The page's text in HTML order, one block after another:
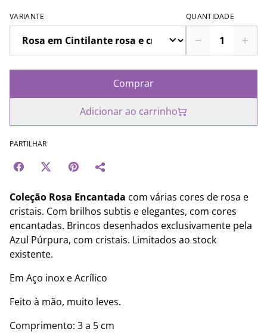
VARIANTE QUANTIDADE
Comprar
Adicionar ao carrinho
PARTILHAR
Coleção Rosa Encantada com várias cores de rosa e
cristais. Com brilhos subtis e elegantes, com cores
encantadas. Brincos desenhados exclusivamente pela
Azul Púrpura, com cristais. Limitados ao stock
existente.
Em Aço inox e Acrílico
Feito à mão, muito leves.
Comprimento: 3 a 5 cm